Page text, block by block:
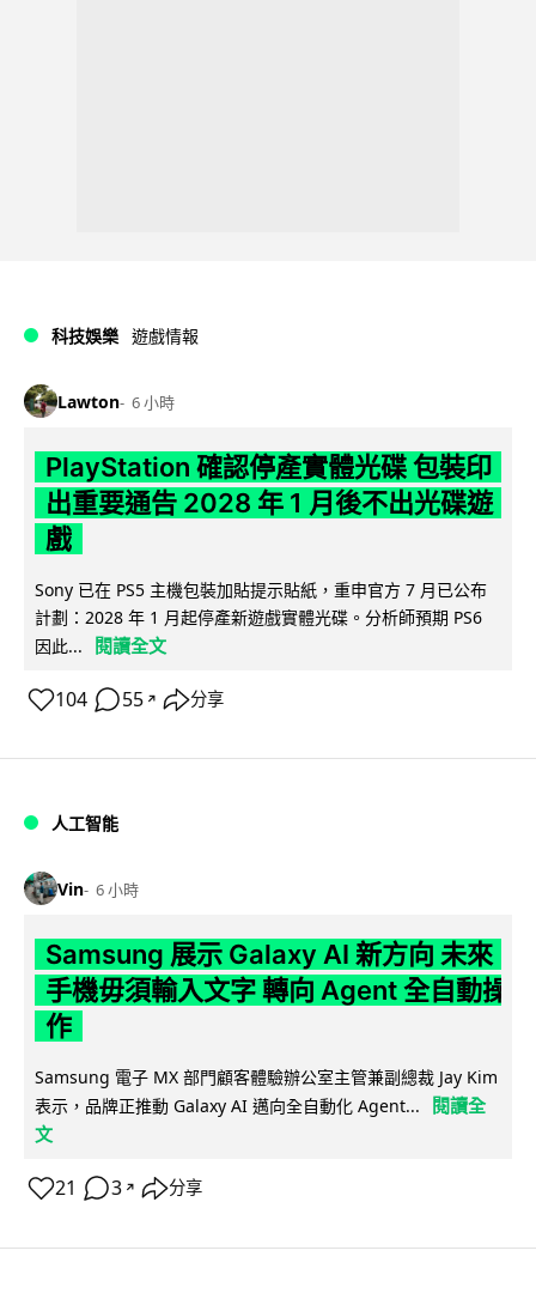
科技娛樂 遊戲情報
Lawton 6 小時
PlayStation 確認停產實體光碟 包裝印
出重要通告 2028 年 1 月後不出光碟遊
戲
Sony 已在 PS5 主機包裝加貼提示貼紙，重申官方 7 月已公布
計劃：2028 年 1 月起停產新遊戲實體光碟。分析師預期 PS6
因此...
閱讀全文
104 55 ↗ 分享
人工智能
Vin 6 小時
Samsung 展示 Galaxy AI 新方向 未來
手機毋須輸入文字 轉向 Agent 全自動操
作
Samsung 電子 MX 部門顧客體驗辦公室主管兼副總裁 Jay Kim
表示，品牌正推動 Galaxy AI 邁向全自動化 Agent...
閱讀全
文
21 3 ↗ 分享